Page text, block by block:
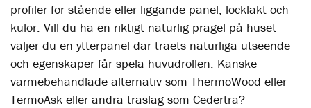
profiler för stående eller liggande panel, lockläkt och
kulör. Vill du ha en riktigt naturlig prägel på huset
väljer du en ytterpanel där träets naturliga utseende
och egenskaper får spela huvudrollen. Kanske
värmebehandlade alternativ som ThermoWood eller
TermoAsk eller andra träslag som Cederträ?